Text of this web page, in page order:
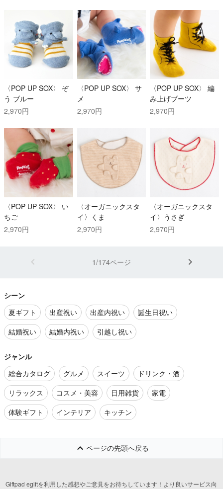
〈POP UP SOX〉 ぞ
う ブルー
2,970円
〈POP UP SOX〉 サ
メ
2,970円
〈POP UP SOX〉 編
み上げブーツ
2,970円
〈POP UP SOX〉 い
ちご
2,970円
〈オーガニックスタ
イ〉くま
2,970円
〈オーガニックスタ
イ〉うさぎ
2,970円
1/174ページ
シーン
夏ギフト
出産祝い 出産内祝い
誕生日祝い
結婚祝い
結婚内祝い 引越し祝い
ジャンル
総合カタログ
グルメ スイーツ
ドリンク・酒
リラックス
コスメ・美容 日用雑貨
家電
体験ギフト
インテリア キッチン
ページの先頭へ戻る
Giftpad egiftを利用した感想やご意見をお待ちしています！より良いサービス向